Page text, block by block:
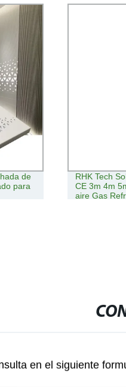
Soldance Torch Fabricante
4m 5m MB25 Refrigeración por
Refrigerado 230AMP CO2
en el siguiente